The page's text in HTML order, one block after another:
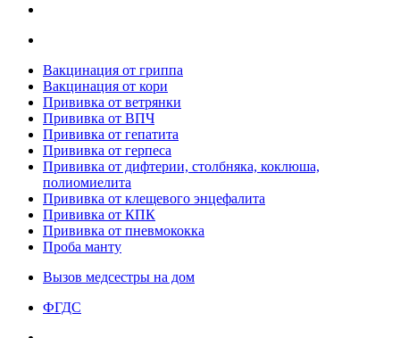
Вакцинация от гриппа
Вакцинация от кори
Прививка от ветрянки
Прививка от ВПЧ
Прививка от гепатита
Прививка от герпеса
Прививка от дифтерии, столбняка, коклюша,
полиомиелита
Прививка от клещевого энцефалита
Прививка от КПК
Прививка от пневмококка
Проба манту
Вызов медсестры на дом
ФГДС